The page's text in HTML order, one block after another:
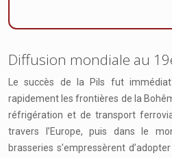
Diffusion mondiale au
Le succès de la Pils fut
rapidement les frontières de la
réfrigération et de transport
travers l’Europe, puis dans le
brasseries s’empressèrent